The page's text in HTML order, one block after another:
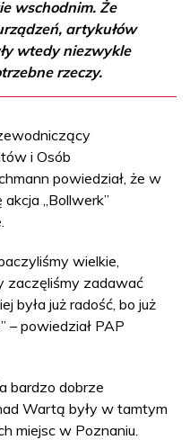
wschodnim. Że
artykułów
wtedy niezwykle
rzeczy.
i Osób
powiedział, że w
„Bollwerk”
wielkie,
zaczęliśmy zadawać
była już radość, bo już
– powiedział PAP
bardzo dobrze
Wartą były w tamtym
miejsc w Poznaniu.